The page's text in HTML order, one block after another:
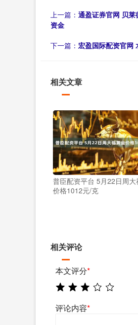
上一篇： 通盈证券官网 贝
资金
下一篇： 宏盈国际配资官网
相关文章
普臣配资平台 5月22日周大
价格1012元/克
相关评论
本文评分*
评论内容*